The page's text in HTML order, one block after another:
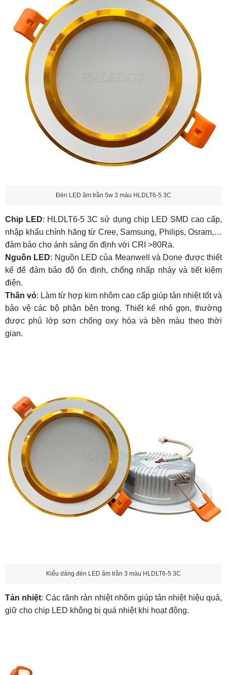
Đèn LED âm trần 5w 3 màu HLDLT6-5 3C
Chip LED: HLDLT6-5 3C sử dụng chip LED SMD cao cấp,
nhập khẩu chính hãng từ Cree, Samsung, Philips, Osram,…
đảm bảo cho ánh sáng ổn định với CRI >80Ra.
Nguồn LED: Nguồn LED của Meanwell và Done được thiết
kế để đảm bảo độ ổn định, chống nhấp nháy và tiết kiệm
điện.
Thân vỏ: Làm từ hợp kim nhôm cao cấp giúp tản nhiệt tốt và
bảo vệ các bộ phận bên trong. Thiết kế nhỏ gọn, thường
được phủ lớp sơn chống oxy hóa và bền màu theo thời
gian.
Kiểu dáng đèn LED âm trần 3 màu HLDLT6-5 3C
Tản nhiệt: Các rãnh rản nhiệt nhôm giúp tản nhiệt hiệu quả,
giữ cho chip LED không bị quá nhiệt khi hoạt động.